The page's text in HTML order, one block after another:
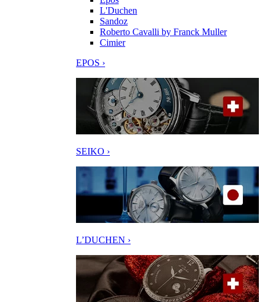
L'Duchen
Sandoz
Roberto Cavalli by Franck Muller
Cimier
EPOS ›
SEIKO ›
L’DUCHEN ›